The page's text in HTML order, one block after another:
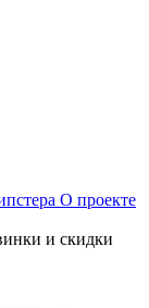
О проекте
и скидки